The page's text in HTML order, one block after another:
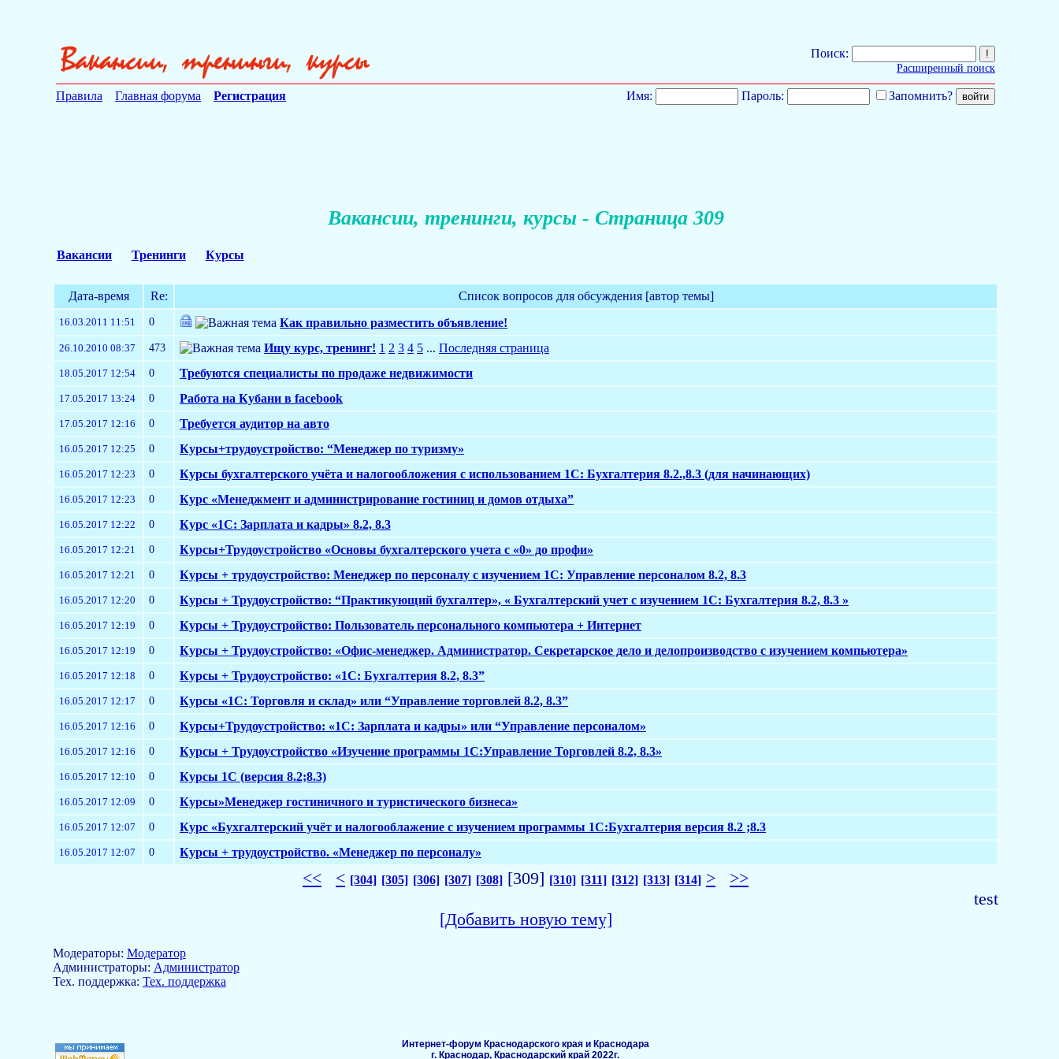
Поиск:
Расширенный поиск
Правила Главная форума Регистрация Имя: Пароль: Запомнить?
Вакансии, тренинги, курсы - Страница 309
Вакансии Тренинги Курсы
Дата-время Re: Список вопросов для обсуждения [автор темы]
16.03.2011 11:51 0 Как правильно разместить объявление!
26.10.2010 08:37 473 Ищу курс, тренинг! 1 2 3 4 5 ... Последняя страница
18.05.2017 12:54 0 Требуются специалисты по продаже недвижимости
17.05.2017 13:24 0 Работа на Кубани в facebook
17.05.2017 12:16 0 Требуется аудитор на авто
16.05.2017 12:25 0 Курсы+трудоустройство: “Менеджер по туризму»
16.05.2017 12:23 0 Курсы бухгалтерского учёта и налогообложения с использованием 1С: Бухгалтерия 8.2.,8.3 (для начинающих)
16.05.2017 12:23 0 Курс «Менеджмент и администрирование гостиниц и домов отдыха”
16.05.2017 12:22 0 Курс «1С: Зарплата и кадры» 8.2, 8.3
16.05.2017 12:21 0 Курсы+Трудоустройство «Основы бухгалтерского учета с «0» до профи»
16.05.2017 12:21 0 Курсы + трудоустройство: Менеджер по персоналу с изучением 1С: Управление персоналом 8.2, 8.3
16.05.2017 12:20 0 Курсы + Трудоустройство: “Практикующий бухгалтер», « Бухгалтерский учет с изучением 1С: Бухгалтерия 8.2, 8.3 »
16.05.2017 12:19 0 Курсы + Трудоустройство: Пользователь персонального компьютера + Интернет
16.05.2017 12:19 0 Курсы + Трудоустройство: «Офис-менеджер. Администратор. Секретарское дело и делопроизводство с изучением компьютера»
16.05.2017 12:18 0 Курсы + Трудоустройство: «1С: Бухгалтерия 8.2, 8.3”
16.05.2017 12:17 0 Курсы «1С: Торговля и склад» или “Управление торговлей 8.2, 8.3”
16.05.2017 12:16 0 Курсы+Трудоустройство: «1С: Зарплата и кадры» или “Управление персоналом»
16.05.2017 12:16 0 Курсы + Трудоустройство «Изучение программы 1С:Управление Торговлей 8.2, 8.3»
16.05.2017 12:10 0 Курсы 1С (версия 8.2;8.3)
16.05.2017 12:09 0 Курсы»Менеджер гостиничного и туристического бизнеса»
16.05.2017 12:07 0 Курс «Бухгалтерский учёт и налогооблажение с изучением программы 1С:Бухгалтерия версия 8.2 ;8.3
16.05.2017 12:07 0 Курсы + трудоустройство. «Менеджер по персоналу»
<< < [304] [305] [306] [307] [308] [309] [310] [311] [312] [313] [314] >
>>
test
[Добавить новую тему]
Модераторы: Модератор
Aдминистраторы: Администратор
Тех. поддержка: Тех. поддержка
Интернет-форум Краснодарского края и Краснодара
г. Краснодар, Краснодарский край 2022г.